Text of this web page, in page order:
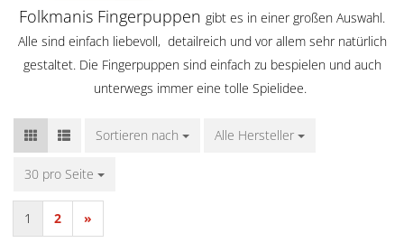
Folkmanis Fingerpuppen gibt es in einer großen Auswahl.
Alle sind einfach liebevoll, detailreich und vor allem sehr natürlich
gestaltet. Die Fingerpuppen sind einfach zu bespielen und auch
unterwegs immer eine tolle Spielidee.
Sortieren nach
Sortieren nach Alle Hersteller
30 pro Seite
pro Seite
1 2 »